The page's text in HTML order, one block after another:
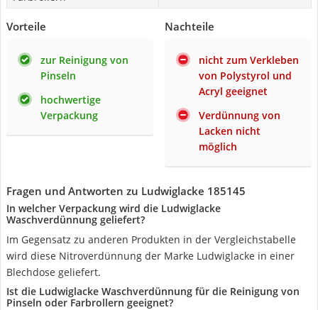
Vorteile
zur Reinigung von
Pinseln
hochwertige
Verpackung
Nachteile
nicht zum Verkleben
von Polystyrol und
Acryl geeignet
Verdünnung von
Lacken nicht
möglich
Fragen und Antworten zu Ludwiglacke 185145
In welcher Verpackung wird die Ludwiglacke
Waschverdünnung geliefert?
Im Gegensatz zu anderen Produkten in der Vergleichstabelle
wird diese Nitroverdünnung der Marke Ludwiglacke in einer
Blechdose geliefert.
Ist die Ludwiglacke Waschverdünnung für die Reinigung von
Pinseln oder Farbrollern geeignet?